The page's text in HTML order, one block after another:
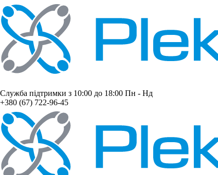
Служба підтримки з 10:00 до 18:00 Пн - Нд
+380 (67) 722-96-45